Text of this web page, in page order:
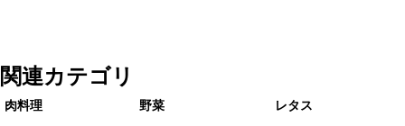
関連カテゴリ
肉料理 野菜 レタス